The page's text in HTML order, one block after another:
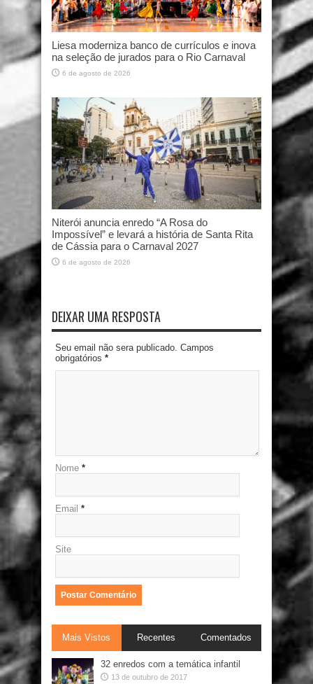
Liesa moderniza banco de currículos e inova
na seleção de jurados para o Rio Carnaval
6 de agosto de 2026
Niterói anuncia enredo “A Rosa do
Impossível” e levará a história de Santa Rita
de Cássia para o Carnaval 2027
6 de agosto de 2026
DEIXAR UMA RESPOSTA
Seu email não sera publicado. Campos
obrigatórios *
Nome *
Email *
Site
Mais Vistos Recentes Comentados
32 enredos com a temática infantil
13 de outubro de 2017